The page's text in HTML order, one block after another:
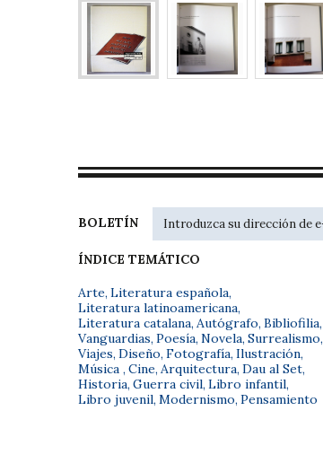
BOLETÍN
ÍNDICE TEMÁTICO
Arte, Literatura española,
Literatura latinoamericana,
Literatura catalana, Autógrafo, Bibliofilia,
Vanguardias, Poesía, Novela, Surrealismo,
Viajes, Diseño, Fotografía, Ilustración,
Música , Cine, Arquitectura, Dau al Set,
Historia, Guerra civil, Libro infantil,
Libro juvenil, Modernismo, Pensamiento